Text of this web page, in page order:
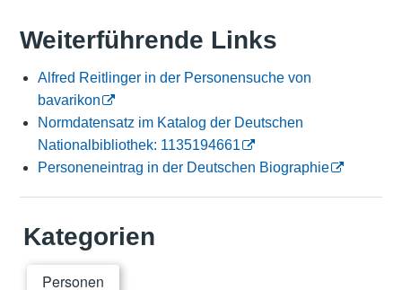
Weiterführende Links
Alfred Reitlinger in der Personensuche von
bavarikon
Normdatensatz im Katalog der Deutschen
Nationalbibliothek: 1135194661
Personeneintrag in der Deutschen Biographie
Kategorien
Personen